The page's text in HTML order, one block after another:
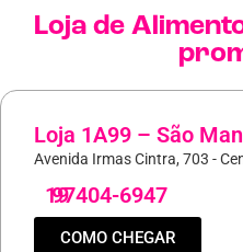
Loja de
Loja 1A99 – São
Avenida Irmas Cintra, 703 -
19
97404-6947
COMO CHEGAR